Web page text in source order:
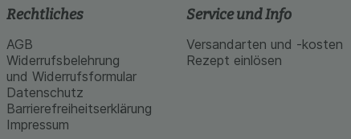
Rechtliches
AGB
Widerrufsbelehrung
und Widerrufsformular
Datenschutz
Barrierefreiheitserklärung
Impressum
Service und Info
Versandarten und -kosten
Rezept einlösen